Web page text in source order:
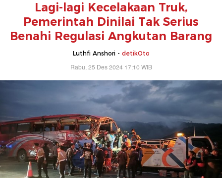
Lagi-lagi Kecelakaan Truk,
Pemerintah Dinilai Tak Serius
Benahi Regulasi Angkutan Barang
Luthfi Anshori - detikOto
Rabu, 25 Des 2024 17:10 WIB